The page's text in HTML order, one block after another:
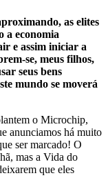
as elites
a economia
e assim iniciar a
se, meus filhos,
seus bens
mundo se moverá
o Microchip,
anunciamos há muito
ser marcado! O
mas a Vida do
que eles